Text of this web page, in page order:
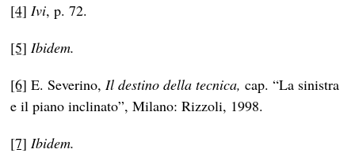
[4] Ivi, p. 72.
[5] Ibidem.
[6] E. Severino,Il destino della tecnica,cap. “La sinistra
e il piano inclinato”, Milano: Rizzoli, 1998.
[7] Ibidem.